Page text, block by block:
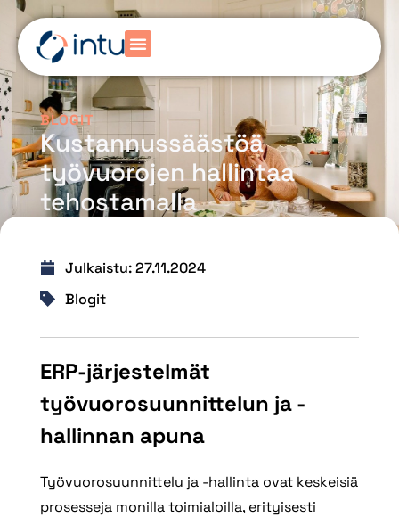
BLOGIT
Kustannussäästöä
työvuorojen hallintaa
tehostamalla
Julkaistu: 27.11.2024
Blogit
ERP-järjestelmät
työvuorosuunnittelun ja -
hallinnan apuna
Työvuorosuunnittelu ja -hallinta ovat keskeisiä
prosesseja monilla toimialoilla, erityisesti